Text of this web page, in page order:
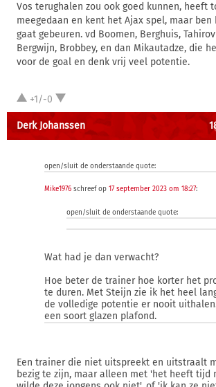
Vos terughalen zou ook goed kunnen, heeft
meegedaan en kent het Ajax spel, maar
gaat gebeuren. vd Boomen, Berghuis,
Bergwijn, Brobbey, en dan Mikautadze, die
voor de goal en denk vrij veel potentie.
+1/-0
Derk Johanssen
open/sluit de onderstaande quote:
Mike1976 schreef op 17 september 2023 om 18:27:
open/sluit de onderstaande quote:
Wat had je dan verwacht?
Hoe beter de trainer hoe korter het
te duren. Met Steijn zie ik het heel
de volledige potentie er nooit
een soort glazen plafond.
Een trainer die niet uitspreekt en uitstraalt
bezig te zijn, maar alleen met 'het heeft tijd